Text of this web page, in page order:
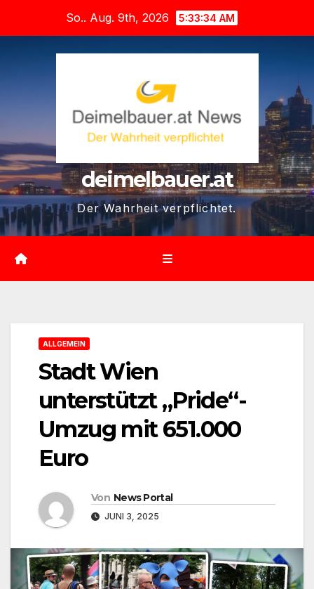
So.. Aug. 9th, 2026 5:33:35 AM
deimelbauer.at
Der Wahrheit verpflichtet.
ALLGEMEIN
Stadt Wien
unterstützt „Pride“-
Umzug mit 651.000
Euro
Von News Portal
JUNI 3, 2025